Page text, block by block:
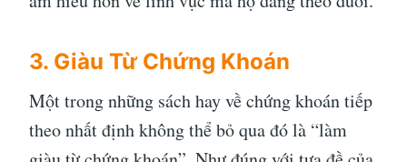
3. Giàu Từ Chứng Khoán
Một trong những sách hay về chứng khoán tiếp
theo nhất định không thể bỏ qua đó là “làm